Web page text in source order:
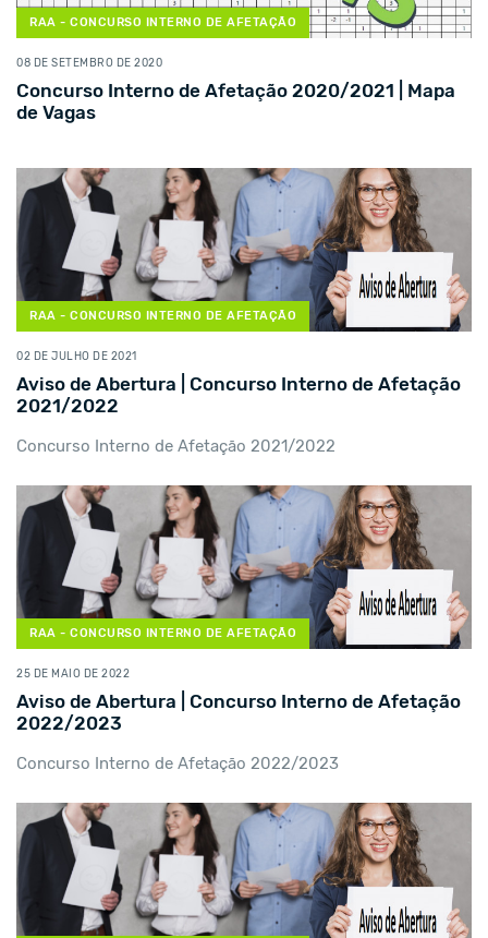
RAA - CONCURSO INTERNO DE AFETAÇÃO
08 DE SETEMBRO DE 2020
Concurso Interno de Afetação 2020/2021 | Mapa
de Vagas
RAA - CONCURSO INTERNO DE AFETAÇÃO
02 DE JULHO DE 2021
Aviso de Abertura | Concurso Interno de Afetação
2021/2022
Concurso Interno de Afetação 2021/2022
RAA - CONCURSO INTERNO DE AFETAÇÃO
25 DE MAIO DE 2022
Aviso de Abertura | Concurso Interno de Afetação
2022/2023
Concurso Interno de Afetação 2022/2023